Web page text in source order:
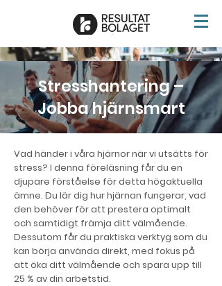
Stresshantering –
Jobba hjärnsmart
Vad händer i våra hjärnor när vi utsätts för
stress? I denna föreläsning får du en
djupare förståelse för detta högaktuella
ämne. Du lär dig hur hjärnan fungerar, vad
den behöver för att prestera optimalt
och samtidigt främja ditt välmående.
Dessutom får du praktiska verktyg som du
kan börja använda direkt, med fokus på
att öka ditt välmående och spara upp till
25 % av din arbetstid.